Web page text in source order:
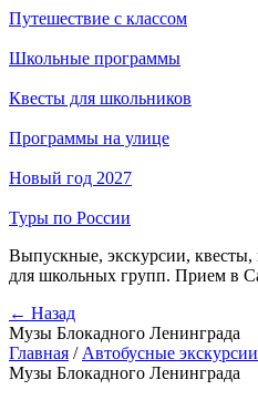
Путешествие с классом
Школьные программы
Квесты для школьников
Программы на улице
Новый год 2027
Туры по России
Выпускные, экскурсии,
для школьных групп. Прием в
← Назад
Музы Блокадного Ленинграда
Главная / Автобусные экскурсии
Музы Блокадного Ленинграда